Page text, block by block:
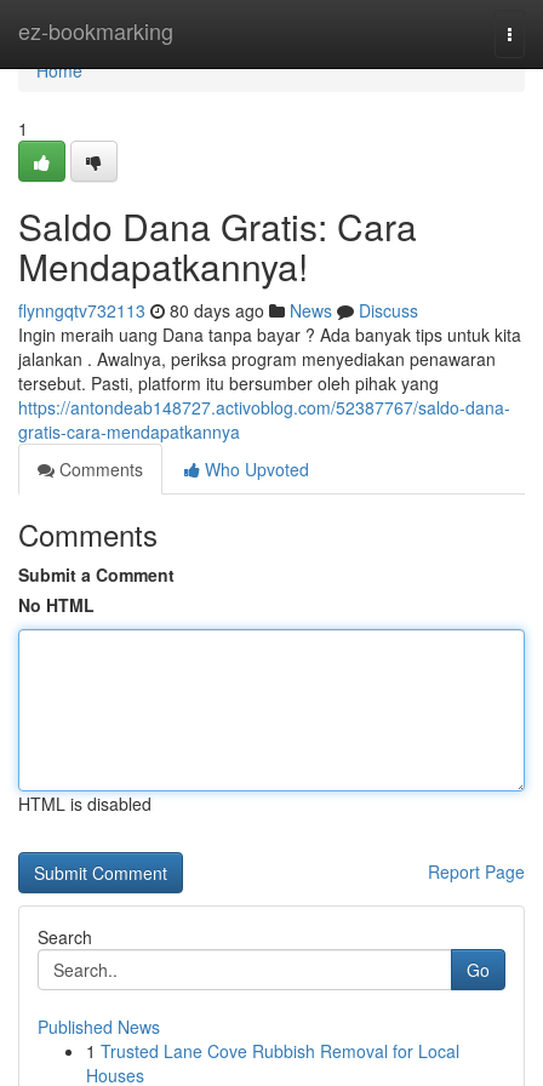
ez-bookmarking
Home
Home
1
Saldo Dana Gratis: Cara
Mendapatkannya!
flynngqtv732113 80 days ago News
Discuss
Ingin meraih uang Dana tanpa bayar ? Ada banyak tips untuk kita
jalankan . Awalnya, periksa program menyediakan penawaran
tersebut. Pasti, platform itu bersumber oleh pihak yang
https://antondeab148727.activoblog.com/52387767/saldo-dana-
gratis-cara-mendapatkannya
Comments
Who Upvoted
Comments
Submit a Comment
No HTML
HTML is disabled
Report Page
Search
Go
Published News
1 Trusted Lane Cove Rubbish Removal for Local
Houses